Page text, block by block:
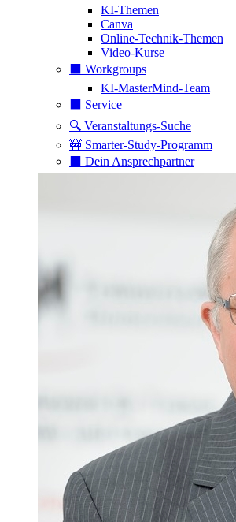
KI-Themen
Canva
Online-Technik-Themen
Video-Kurse
⬛️ Workgroups
KI-MasterMind-Team
⬛️ Service
🔍 Veranstaltungs-Suche
🚧 Smarter-Study-Programm
⬛️ Dein Ansprechpartner